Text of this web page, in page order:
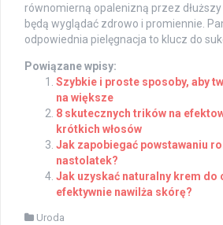
równomierną opalenizną przez
będą wyglądać zdrowo i promiennie.
odpowiednia pielęgnacja to klucz do
Powiązane wpisy:
Szybkie i proste sposoby, aby
na większe
8 skutecznych trików na
krótkich włosów
Jak zapobiegać powstawaniu
nastolatek?
Jak uzyskać naturalny krem do
efektywnie nawilża skórę?
Uroda